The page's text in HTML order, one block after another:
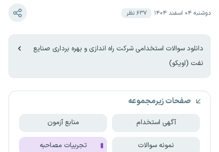
دوشنبه ۰۴ اسفند ۱۴۰۴ ۶۳۷ نظر
دانلود سوالات استخدامی شرکت راه اندازی و بهره برداری صنایع
نفت (اویکو)
صفحات زیرمجموعه
آگهی استخدام منابع آزمون
نمونه سوالات تجربیات مصاحبه